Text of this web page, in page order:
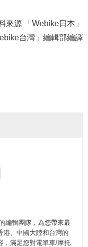
來源 「Webike日本」
台灣」編輯部編譯
編輯團隊，為您帶來最
港、中國大陸和台灣的
，滿足您對電單車/摩托